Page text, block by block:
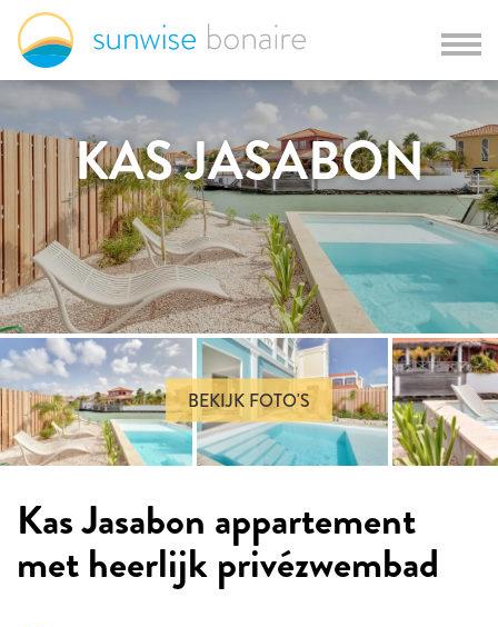
KAS JASABON
BEKIJK FOTO'S
Kas Jasabon appartement
met heerlijk privézwembad